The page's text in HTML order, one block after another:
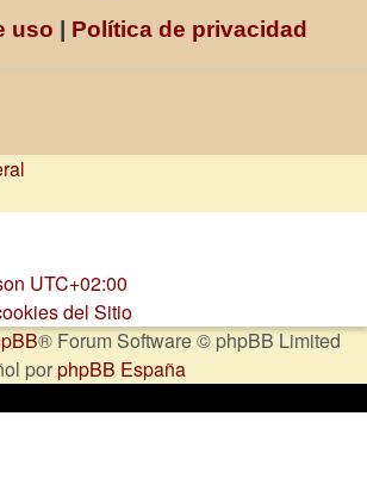
uso Política de privacidad
UTC+02:00
del Sitio
® Forum Software © phpBB Limited
porphpBB España